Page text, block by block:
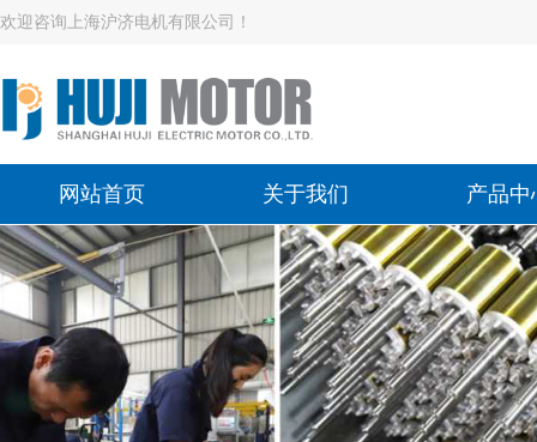
欢迎咨询上海沪济电机有限公司！
网站首页 关于我们 产品中